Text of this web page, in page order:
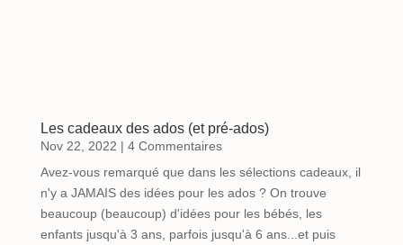
Les cadeaux des ados (et pré-ados)
Nov 22, 2022 | 4 Commentaires
Avez-vous remarqué que dans les sélections cadeaux, il
n'y a JAMAIS des idées pour les ados ? On trouve
beaucoup (beaucoup) d'idées pour les bébés, les
enfants jusqu'à 3 ans, parfois jusqu'à 6 ans...et puis